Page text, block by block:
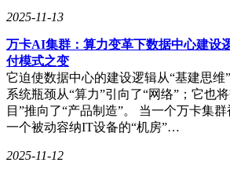
2025-11-13
万卡AI集群：算力变革下数据中心建设
付模式之变
它迫使数据中心的建设逻辑从“基建思维
系统瓶颈从“算力”引向了“网络”；它也
目”推向了“产品制造”。 当一个万卡集
一个被动容纳IT设备的“机房”…
2025-11-12